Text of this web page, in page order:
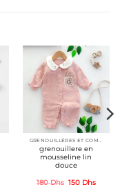
GRENOUILLÉRES ET COMBINAISONS COTON
grenouillere en
mousseline lin
douce
180Dhs Le
150 DhsLe